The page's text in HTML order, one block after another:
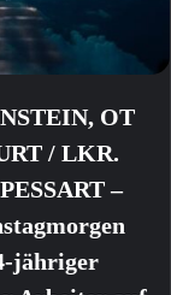
OT
/ LKR.
–
jähriger